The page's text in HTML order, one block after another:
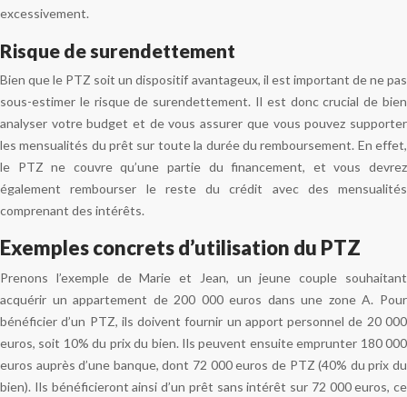
excessivement.
Risque de surendettement
Bien que le PTZ soit un dispositif avantageux, il est important de ne pas
sous-estimer le risque de surendettement. Il est donc crucial de bien
analyser votre budget et de vous assurer que vous pouvez supporter
les mensualités du prêt sur toute la durée du remboursement. En effet,
le PTZ ne couvre qu’une partie du financement, et vous devrez
également rembourser le reste du crédit avec des mensualités
comprenant des intérêts.
Exemples concrets d’utilisation du PTZ
Prenons l’exemple de Marie et Jean, un jeune couple souhaitant
acquérir un appartement de 200 000 euros dans une zone A. Pour
bénéficier d’un PTZ, ils doivent fournir un apport personnel de 20 000
euros, soit 10% du prix du bien. Ils peuvent ensuite emprunter 180 000
euros auprès d’une banque, dont 72 000 euros de PTZ (40% du prix du
bien). Ils bénéficieront ainsi d’un prêt sans intérêt sur 72 000 euros, ce